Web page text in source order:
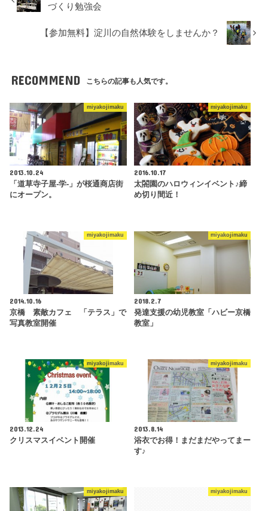
づくり勉強会
【参加無料】淀川の自然体験をしませんか？
RECOMMEND こちらの記事も人気です。
miyakojimaku
2013.10.24
「道草寺子屋-学-」が桜通商店街
にオープン。
miyakojimaku
2016.10.17
太閤園のハロウィンイベント♪締
め切り間近！
miyakojimaku
2014.10.16
京橋 素敵カフェ 「テラス」で
写真教室開催
miyakojimaku
2018.2.7
発達支援の幼児教室「ハビー京橋
教室」
miyakojimaku
2013.12.24
クリスマスイベント開催
miyakojimaku
2013.8.14
浴衣でお得！まだまだやってまー
す♪
miyakojimaku miyakojimaku